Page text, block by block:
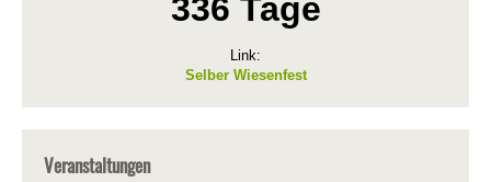
336 Tage
Link:
Selber Wiesenfest
Veranstaltungen